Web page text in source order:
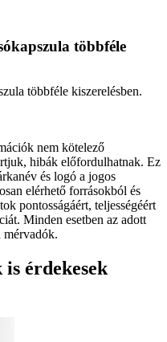
többféle
többféle kiszerelésben.
nem kötelező
hibák előfordulhatnak. Ez
és logó a jogos
elérhető forrásokból és
pontosságáért, teljességéért
Minden esetben az adott
mérvadók.
is érdekesek